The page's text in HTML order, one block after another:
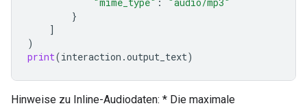
}
]
)
print(interaction .output_text)
Hinweise zu Inline-Audiodaten: * Die maximale